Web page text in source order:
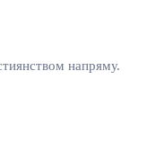
напряму.